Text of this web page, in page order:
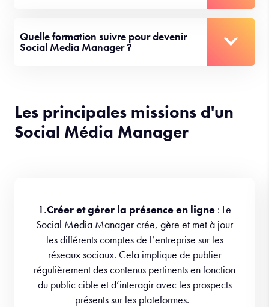
Quelle formation suivre pour devenir
Social Media Manager ?
Les principales missions d'un
Social Média Manager
1.Créer et gérer la présence en ligne : Le
Social Media Manager crée, gère et met à jour
les différents comptes de l’entreprise sur les
réseaux sociaux. Cela implique de publier
régulièrement des contenus pertinents en fonction
du public cible et d’interagir avec les prospects
présents sur les plateformes.